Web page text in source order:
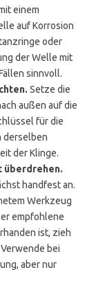
einem
auf Korrosion
oder
der Welle mit
sinnvoll.
Setze die
außen auf die
für die
derselben
der Klinge.
überdrehen.
handfest an.
Werkzeug
empfohlene
ist, zieh
bei
aber nur